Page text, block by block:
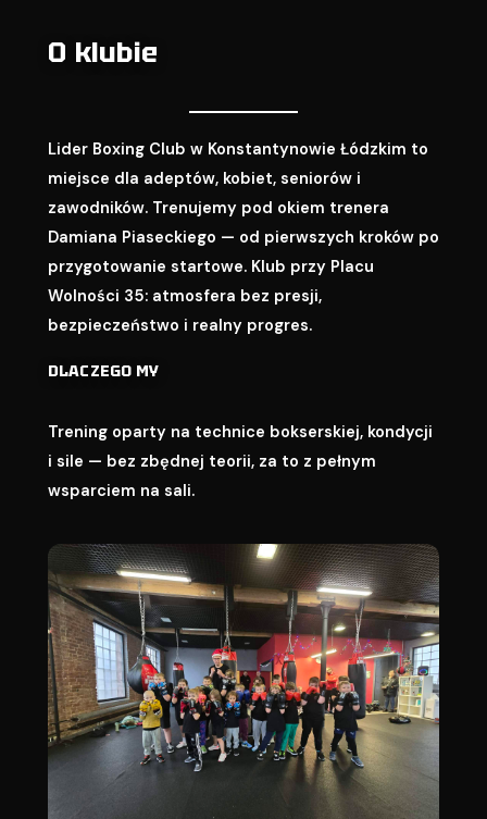
O klubie
Lider Boxing Club w Konstantynowie Łódzkim to
miejsce dla adeptów, kobiet, seniorów i
zawodników. Trenujemy pod okiem trenera
Damiana Piaseckiego — od pierwszych kroków po
przygotowanie startowe. Klub przy Placu
Wolności 35: atmosfera bez presji,
bezpieczeństwo i realny progres.
DLACZEGO MY
Trening oparty na technice bokserskiej, kondycji
i sile — bez zbędnej teorii, za to z pełnym
wsparciem na sali.